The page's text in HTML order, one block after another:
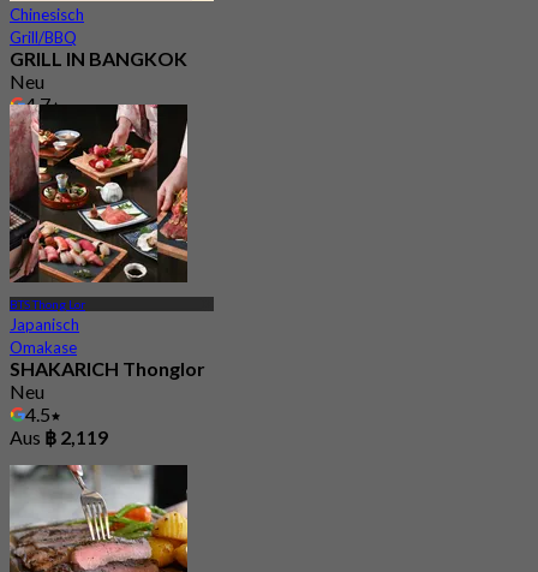
Chinesisch
Grill/BBQ
GRILL IN BANGKOK
Neu
4.7
Aus฿ 347.5
BTS Thong Lor
Japanisch
Omakase
SHAKARICH Thonglor
Neu
4.5
Aus ฿ 2,119